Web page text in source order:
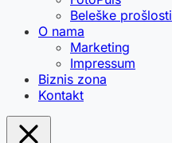
Beleške prošlosti
O nama
Marketing
Impressum
Biznis zona
Kontakt